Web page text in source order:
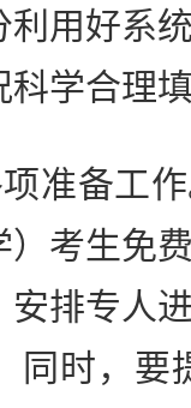
用好系
学合理
备工作
考生免
排专人
同时，要